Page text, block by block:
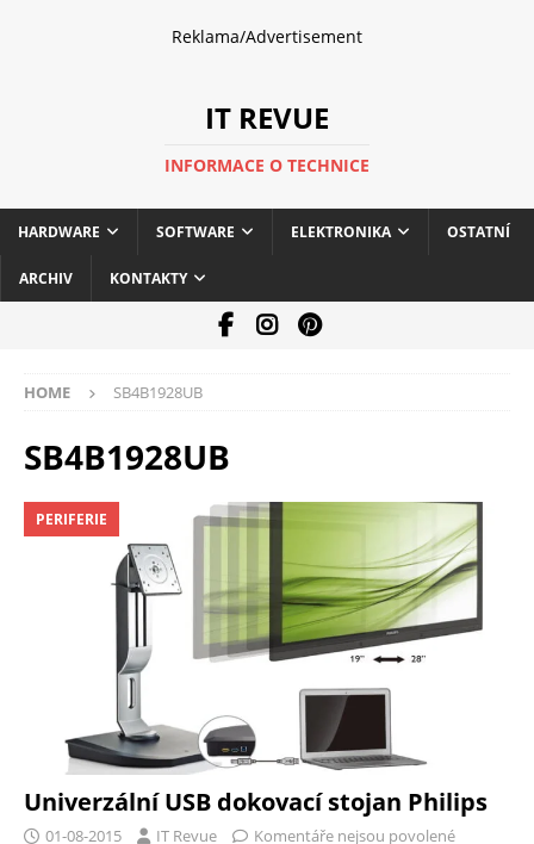
Reklama/Advertisement
IT REVUE
INFORMACE O TECHNICE
HARDWARE SOFTWARE ELEKTRONIKA OSTATNÍ
ARCHIV KONTAKTY
HOME SB4B1928UB
SB4B1928UB
PERIFERIE
Univerzální USB dokovací stojan Philips
01-08-2015 IT Revue Komentáře nejsou povolené